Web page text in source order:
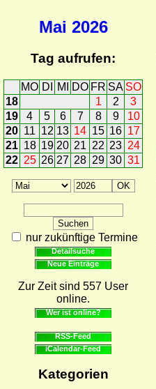
Mai 2026
Tag aufrufen:
MO DI MI DO FR SA SO
18
1 2
3
19
4 5 6 7 8 9
10
20 11 12 13 14 15 16 17
21 18 19 20 21 22 23 24
22 25 26 27 28 29 30 31
nur zukünftige Termine
Detailsuche
Neue Einträge
Zur Zeit sind 557 User
online.
Wer ist online?
RSS-Feed
iCalendar-Feed
Kategorien